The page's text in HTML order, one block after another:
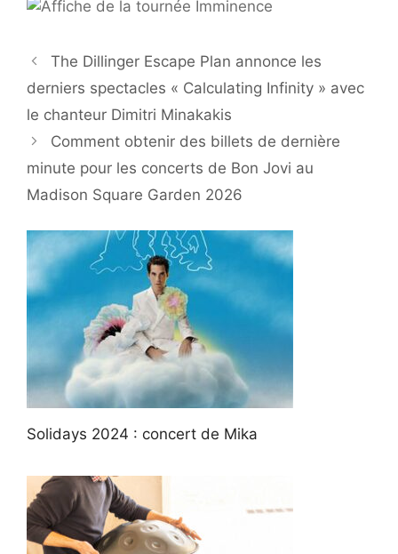
The Dillinger Escape Plan annonce les
derniers spectacles « Calculating Infinity » avec
le chanteur Dimitri Minakakis
Comment obtenir des billets de dernière
minute pour les concerts de Bon Jovi au
Madison Square Garden 2026
Solidays 2024 : concert de Mika